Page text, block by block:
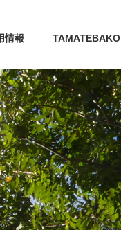
情報 TAMATEBAKO